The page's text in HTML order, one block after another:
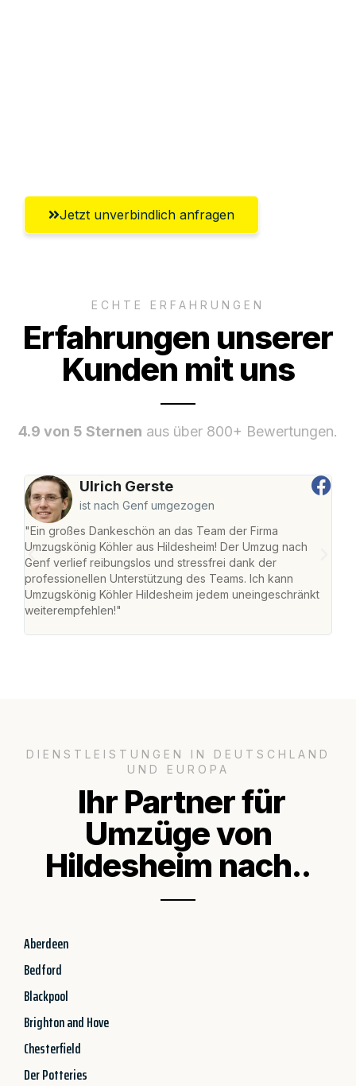
Jetzt unverbindlich anfragen
ECHTE ERFAHRUNGEN
Erfahrungen unserer
Kunden mit uns
4.9 von 5 Sternen aus über 800+ Bewertungen.
Ulrich Gerste
ist nach Genf umgezogen
"Ein großes Dankeschön an das Team der Firma
Umzugskönig Köhler aus Hildesheim! Der Umzug nach
Genf verlief reibungslos und stressfrei dank der
professionellen Unterstützung des Teams. Ich kann
Umzugskönig Köhler Hildesheim jedem uneingeschränkt
weiterempfehlen!"
DIENSTLEISTUNGEN IN DEUTSCHLAND
UND EUROPA
Ihr Partner für
Umzüge von
Hildesheim nach..
Aberdeen
Bedford
Blackpool
Brighton and Hove
Chesterfield
Der Potteries